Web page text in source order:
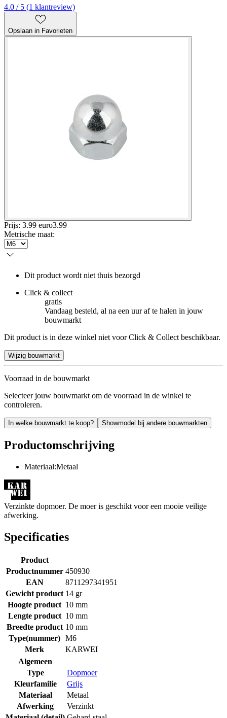
4.0 / 5 (1 klantreview)
Opslaan in Favorieten
Prijs: 3.99 euro3.99
Metrische maat:
Dit product wordt niet thuis bezorgd
Click & collect
gratis
Vandaag besteld, al na een uur af te halen in jouw
bouwmarkt
Dit product is in deze winkel niet voor Click & Collect beschikbaar.
Wijzig bouwmarkt
Voorraad in de bouwmarkt
Selecteer jouw bouwmarkt om de voorraad in de winkel te
controleren.
In welke bouwmarkt te koop? Showmodel bij andere bouwmarkten
Productomschrijving
Materiaal:Metaal
Verzinkte dopmoer. De moer is geschikt voor een mooie veilige
afwerking.
Specificaties
Product
Productnummer 450930
EAN
8711297341951
Gewicht product 14 gr
Hoogte product 10 mm
Lengte product 10 mm
Breedte product 10 mm
Type(nummer) M6
Merk
KARWEI
Algemeen
Type
Dopmoer
Kleurfamilie
Grijs
Materiaal
Metaal
Afwerking
Verzinkt